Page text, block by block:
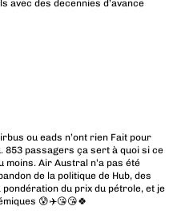
avec des decennies d’avance
ou eads n’ont rien Fait pour
853 passagers ça sert à quoi si ce
moins. Air Austral n’a pas été
de la politique de Hub, des
du prix du pétrole, et je
😰✈️😘😘🍀